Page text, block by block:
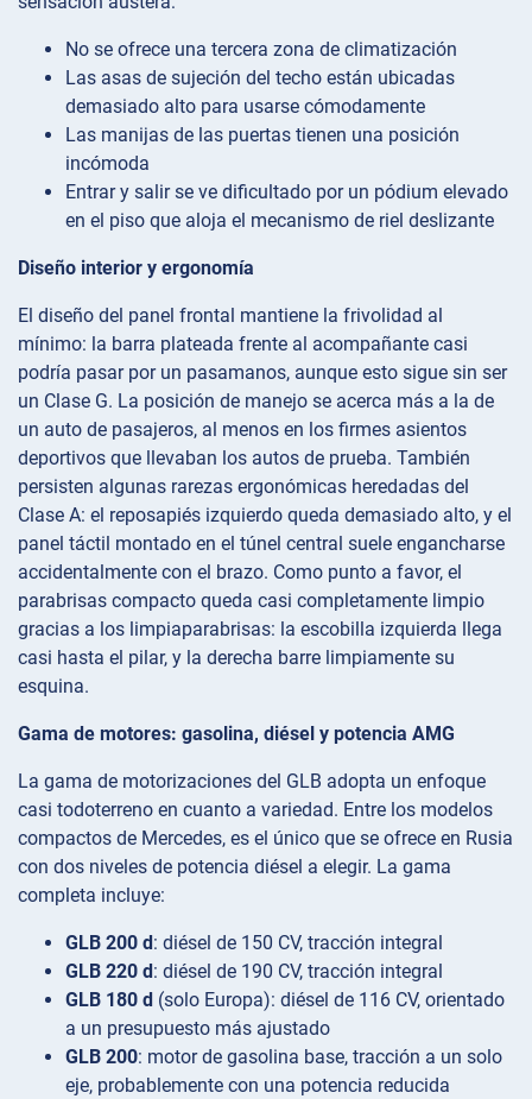
No se ofrece una tercera zona de climatización
Las asas de sujeción del techo están ubicadas
demasiado alto para usarse cómodamente
Las manijas de las puertas tienen una posición
incómoda
Entrar y salir se ve dificultado por un pódium elevado
en el piso que aloja el mecanismo de riel deslizante
Diseño interior y ergonomía
El diseño del panel frontal mantiene la frivolidad al
mínimo: la barra plateada frente al acompañante casi
podría pasar por un pasamanos, aunque esto sigue sin ser
un Clase G. La posición de manejo se acerca más a la de
un auto de pasajeros, al menos en los firmes asientos
deportivos que llevaban los autos de prueba. También
persisten algunas rarezas ergonómicas heredadas del
Clase A: el reposapiés izquierdo queda demasiado alto, y el
panel táctil montado en el túnel central suele engancharse
accidentalmente con el brazo. Como punto a favor, el
parabrisas compacto queda casi completamente limpio
gracias a los limpiaparabrisas: la escobilla izquierda llega
casi hasta el pilar, y la derecha barre limpiamente su
esquina.
Gama de motores: gasolina, diésel y potencia AMG
La gama de motorizaciones del GLB adopta un enfoque
casi todoterreno en cuanto a variedad. Entre los modelos
compactos de Mercedes, es el único que se ofrece en Rusia
con dos niveles de potencia diésel a elegir. La gama
completa incluye:
GLB 200 d : diésel de 150 CV, tracción integral
GLB 220 d : diésel de 190 CV, tracción integral
GLB 180 d (solo Europa): diésel de 116 CV, orientado
a un presupuesto más ajustado
GLB 200: motor de gasolina base, tracción a un solo
eje, probablemente con una potencia reducida